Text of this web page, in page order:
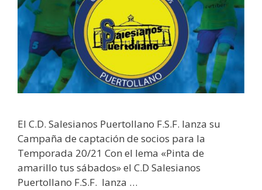
El C.D. Salesianos Puertollano F.S.F. lanza su
Campaña de captación de socios para la
Temporada 20/21 Con el lema «Pinta de
amarillo tus sábados» el C.D Salesianos
Puertollano F.S.F. lanza …